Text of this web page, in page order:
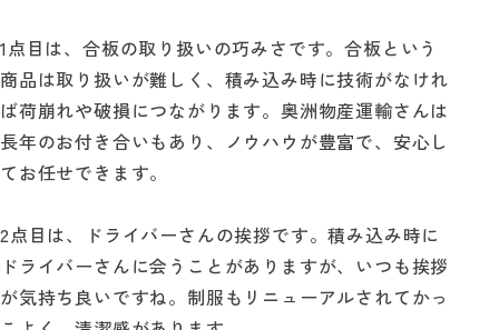
1点目は、合板の取り扱いの巧みさです。合板という
商品は取り扱いが難しく、積み込み時に技術がなけれ
ば荷崩れや破損につながります。奥洲物産運輸さんは
長年のお付き合いもあり、ノウハウが豊富で、安心し
てお任せできます。
2点目は、ドライバーさんの挨拶です。積み込み時に
ドライバーさんに会うことがありますが、いつも挨拶
が気持ち良いですね。制服もリニューアルされてかっ